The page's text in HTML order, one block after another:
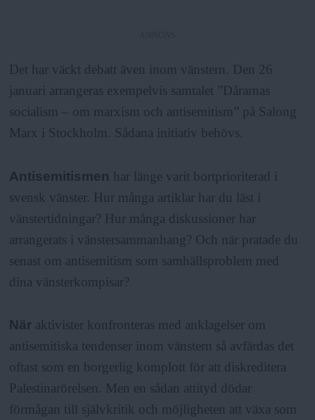
Det har väckt debatt även inom vänstern. Den 26
januari arrangeras exempelvis samtalet ”Dårarnas
socialism – om marxism och antisemitism” på Salong
Marx i Stockholm. Sådana initiativ behövs.
Antisemitismen har länge varit bortprioriterad i
svensk vänster. Hur många artiklar har du läst i
vänstertidningar? Hur många diskussioner har
arrangerats i vänstersammanhang? Och när pratade du
senast om antisemitism som samhällsproblem med
dina vänsterkompisar?
När aktivister konfronteras med anklagelser om
antisemitiska tendenser inom vänstern så avfärdas det
oftast som en borgerlig komplott för att diskreditera
Palestinarörelsen. Men en sådan attityd dödar
förmågan till självkritik och möjligheten att växa som